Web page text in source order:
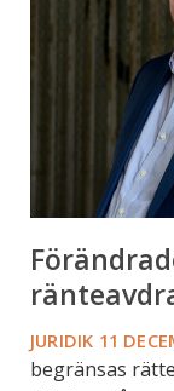
JURIDIK 11
begränsas